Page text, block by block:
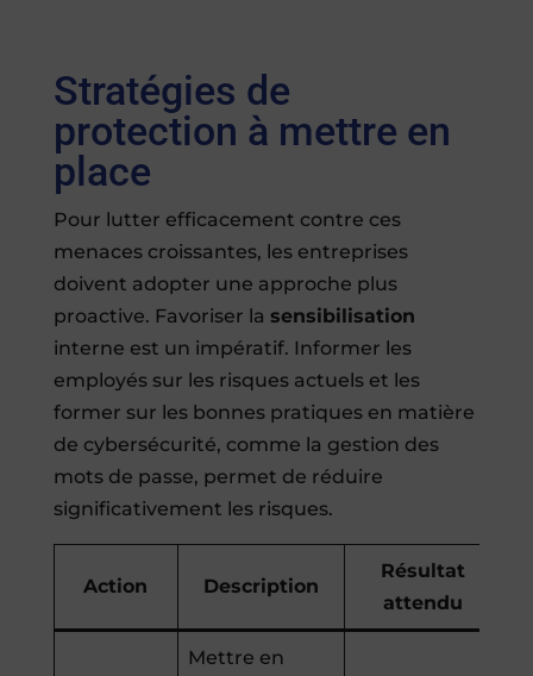
Stratégies de
protection à mettre en
place
Pour lutter efficacement contre ces
menaces croissantes, les entreprises
doivent adopter une approche plus
proactive. Favoriser la sensibilisation
interne est un impératif. Informer les
employés sur les risques actuels et les
former sur les bonnes pratiques en matière
de cybersécurité, comme la gestion des
mots de passe, permet de réduire
significativement les risques.
Action Description
Résultat
attendu
Mettre en